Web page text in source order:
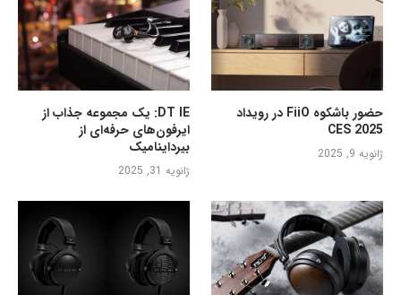
DT IE: یک مجموعه جذاب از
ایرفون‌های حرفه‌ای از
بیرداینامیک
ژانویه 31, 2025
حضور باشکوه FiiO در رویداد
CES 2025
ژانویه 9, 2025